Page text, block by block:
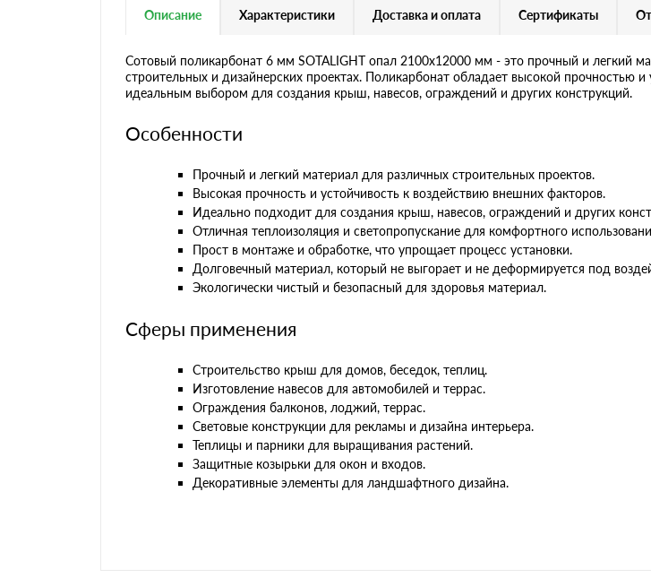
Описание Характеристики Доставка и оплата Сертификаты
Сотовый поликарбонат 6 мм SOTALIGHT опал 2100х12000 мм - это прочный и легкий
строительных и дизайнерских проектах. Поликарбонат обладает высокой прочностью
идеальным выбором для создания крыш, навесов, ограждений и других конструкций.
Особенности
Прочный и легкий материал для различных строительных проектов.
Высокая прочность и устойчивость к воздействию внешних факторов.
Идеально подходит для создания крыш, навесов, ограждений и других
Отличная теплоизоляция и светопропускание для комфортного
Прост в монтаже и обработке, что упрощает процесс установки.
Долговечный материал, который не выгорает и не деформируется под
Экологически чистый и безопасный для здоровья материал.
Сферы применения
Строительство крыш для домов, беседок, теплиц.
Изготовление навесов для автомобилей и террас.
Ограждения балконов, лоджий, террас.
Световые конструкции для рекламы и дизайна интерьера.
Теплицы и парники для выращивания растений.
Защитные козырьки для окон и входов.
Декоративные элементы для ландшафтного дизайна.